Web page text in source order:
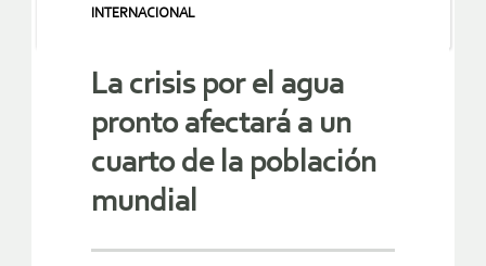
INTERNACIONAL
La crisis por el agua
pronto afectará a un
cuarto de la población
mundial